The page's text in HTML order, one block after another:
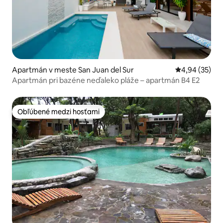
Apartmán v meste San Juan del Sur Priemerné
4,94 (35)
Apartmán pri bazéne neďaleko pláže – apartmán B4 E2
Obľúbené medzi hosťami
Obľúbené medzi hosťami